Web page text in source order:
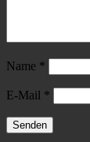
Name *
E-Mail *